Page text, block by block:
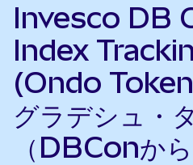
Invesco DB
Index
(Ondo
グラデシュ・
（DBConか